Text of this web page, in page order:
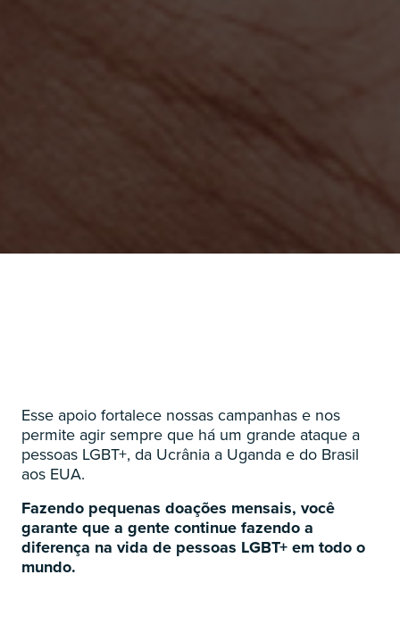
Esse apoio fortalece nossas campanhas e nos
permite agir sempre que há um grande ataque a
pessoas LGBT+, da Ucrânia a Uganda e do Brasil
aos EUA.
Fazendo pequenas doações mensais, você
garante que a gente continue fazendo a
diferença na vida de pessoas LGBT+ em todo o
mundo.